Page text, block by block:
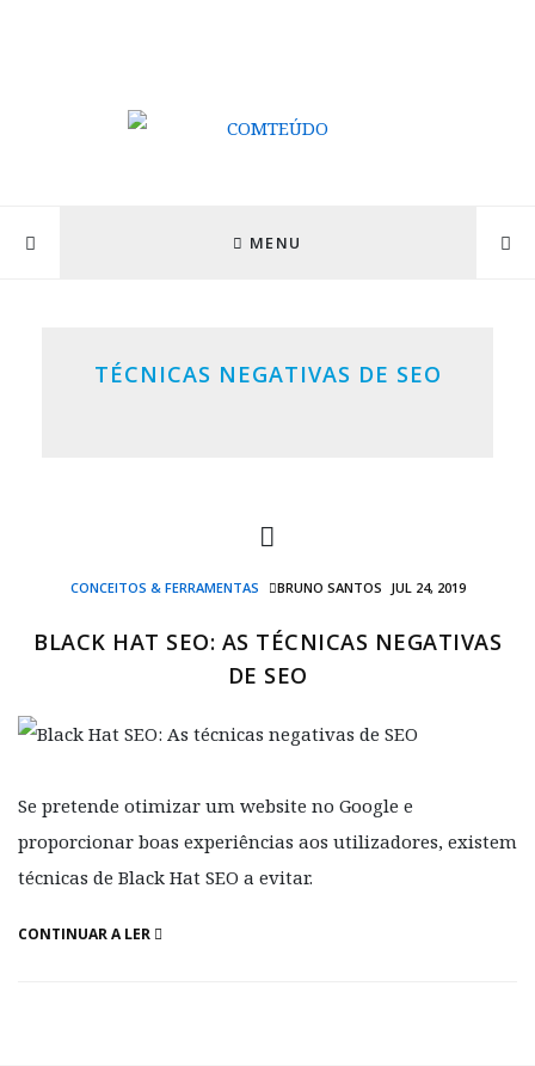
MENU
TÉCNICAS NEGATIVAS DE SEO
CONCEITOS & FERRAMENTAS BRUNO SANTOS JUL 24, 2019
BLACK HAT SEO: AS TÉCNICAS NEGATIVAS
DE SEO
Se pretende otimizar um website no Google e
proporcionar boas experiências aos utilizadores, existem
técnicas de Black Hat SEO a evitar.
CONTINUAR A LER